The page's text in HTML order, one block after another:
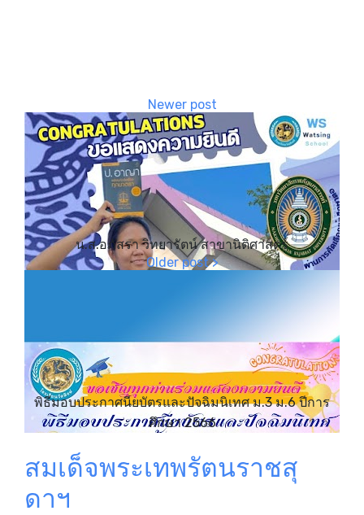
น.ส.อภัสรา วิทยารัตน์ สาขานิติศาสตร์
พิธีมอบประกาศนียบัตรและปัจฉิมนิเทศ ม.3 ม.6 ปีการ
ศึกษา 2566
สมเด็จพระเทพรัตนราชสุ
ดาฯ